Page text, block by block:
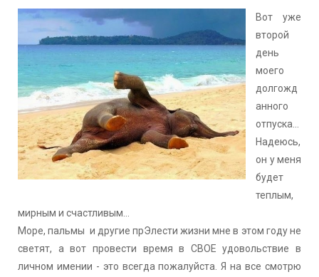
Вот уже
второй
день
моего
долгожд
анного
отпуска...
Надеюсь,
он у меня
будет
теплым,
мирным и счастливым...
Море, пальмы и другие прЭлести жизни мне в этом году не
светят, а вот провести время в СВОЕ удовольствие в
личном имении - это всегда пожалуйста. Я на все смотрю